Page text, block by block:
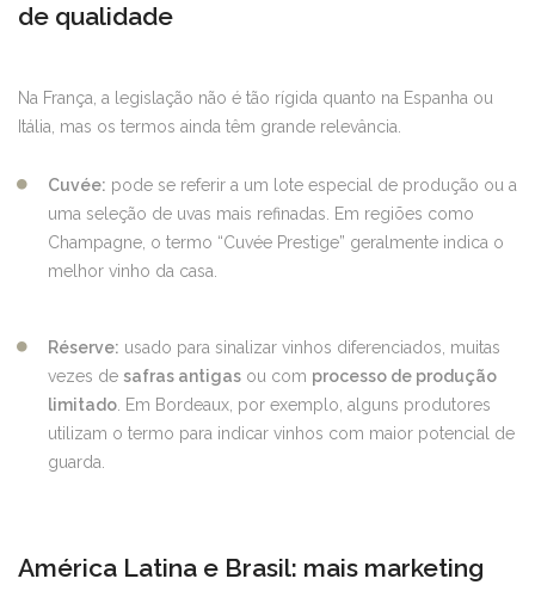
de qualidade
Na França, a legislação não é tão rígida quanto na Espanha ou
Itália, mas os termos ainda têm grande relevância.
Cuvée: pode se referir a um lote especial de produção ou a
uma seleção de uvas mais refinadas. Em regiões como
Champagne, o termo “Cuvée Prestige” geralmente indica o
melhor vinho da casa.
Réserve: usado para sinalizar vinhos diferenciados, muitas
vezes de safras antigas ou com processo de produção
limitado . Em Bordeaux, por exemplo, alguns produtores
utilizam o termo para indicar vinhos com maior potencial de
guarda.
América Latina e Brasil: mais marketing